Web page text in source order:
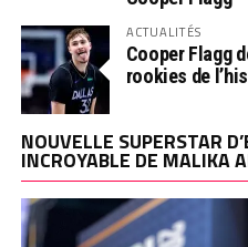
ACTUALITÉS
Cooper Flagg
rookies de
NOUVELLE SUPERSTAR
INCROYABLE DE MALIKA